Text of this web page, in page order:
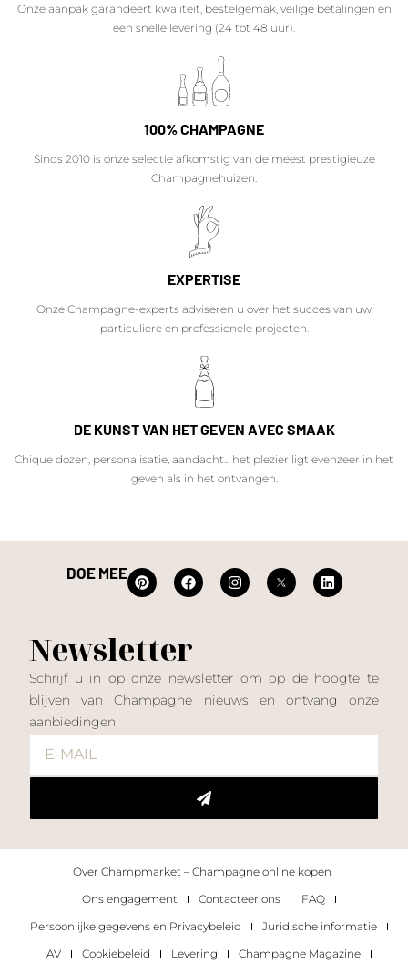
Onze aanpak garandeert kwaliteit, bestelgemak, veilige betalingen en
een snelle levering (24 tot 48 uur).
100% CHAMPAGNE
Sinds 2010 is onze selectie afkomstig van de meest prestigieuze
Champagnehuizen.
EXPERTISE
Onze Champagne-experts adviseren u over het succes van uw
particuliere en professionele projecten.
DE KUNST VAN HET GEVEN AVEC SMAAK
Chique dozen, personalisatie, aandacht... het plezier ligt evenzeer in het
geven als in het ontvangen.
DOE MEE
Newsletter
Schrijf u in op onze newsletter om op de hoogte te
blijven van Champagne nieuws en ontvang onze
aanbiedingen
Over Champmarket – Champagne online kopen
Ons engagement
Contacteer ons
FAQ
Persoonlijke gegevens en Privacybeleid
Juridische informatie
AV
Cookiebeleid Levering Champagne Magazine